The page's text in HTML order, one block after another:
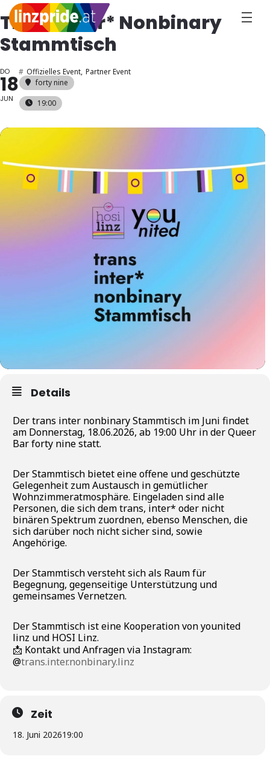
Trans Inter* Nonbinary
Stammtisch
DO
18
JUN
# Offizielles Event, Partner Event
forty nine
19:00
Details
Der trans inter nonbinaryStammtisch im Juni findet
am Donnerstag, 18.06.2026, ab 19:00 Uhr in der Queer
Barforty ninestatt.
Der Stammtisch bietet eine offene und geschützte
Gelegenheit zum Austausch in gemütlicher
Wohnzimmeratmosphäre. Eingeladen sind alle
Personen, die sich dem trans, inter* oder nicht
binären Spektrum zuordnen, ebenso Menschen, die
sich darüber noch nicht sicher sind, sowie
Angehörige.
Der Stammtisch versteht sich als Raum für
Begegnung, gegenseitige Unterstützung und
gemeinsames Vernetzen.
Der Stammtisch ist eine Kooperation vonyounited
linz und HOSI Linz.
📩 Kontakt und Anfragenvia Instagram:
@trans.inter.nonbinary.linz
Zeit
18. Juni 202619:00